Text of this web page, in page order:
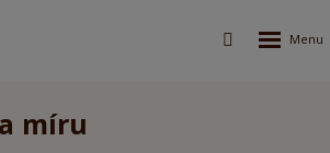
Vyhledávání
Rozbalení
míru